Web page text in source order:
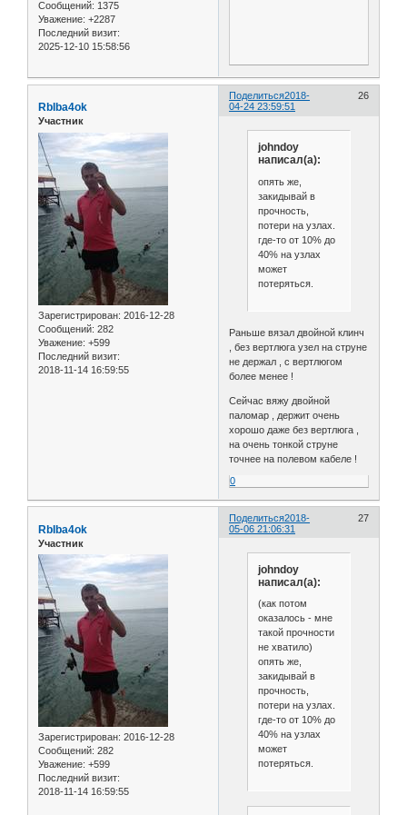
Сообщений: 1375
Уважение: +2287
Последний визит:
2025-12-10 15:58:56
Поделиться 26
2018-
04-24 23:59:51
RbIba4ok
Участник
Зарегистрирован: 2016-12-28
Сообщений: 282
Уважение: +599
Последний визит:
2018-11-14 16:59:55
johndoy
написал(а):
опять же,
закидывай в
прочность,
потери на узлах.
где-то от 10% до
40% на узлах
может
потеряться.
Раньше вязал двойной клинч
, без вертлюга узел на струне
не держал , с вертлюгом
более менее !
Сейчас вяжу двойной
паломар , держит очень
хорошо даже без вертлюга ,
на очень тонкой струне
точнее на полевом кабеле !
0
Поделиться 27
2018-
05-06 21:06:31
RbIba4ok
Участник
Зарегистрирован: 2016-12-28
Сообщений: 282
Уважение: +599
Последний визит:
2018-11-14 16:59:55
johndoy
написал(а):
(как потом
оказалось - мне
такой прочности
не хватило)
опять же,
закидывай в
прочность,
потери на узлах.
где-то от 10% до
40% на узлах
может
потеряться.